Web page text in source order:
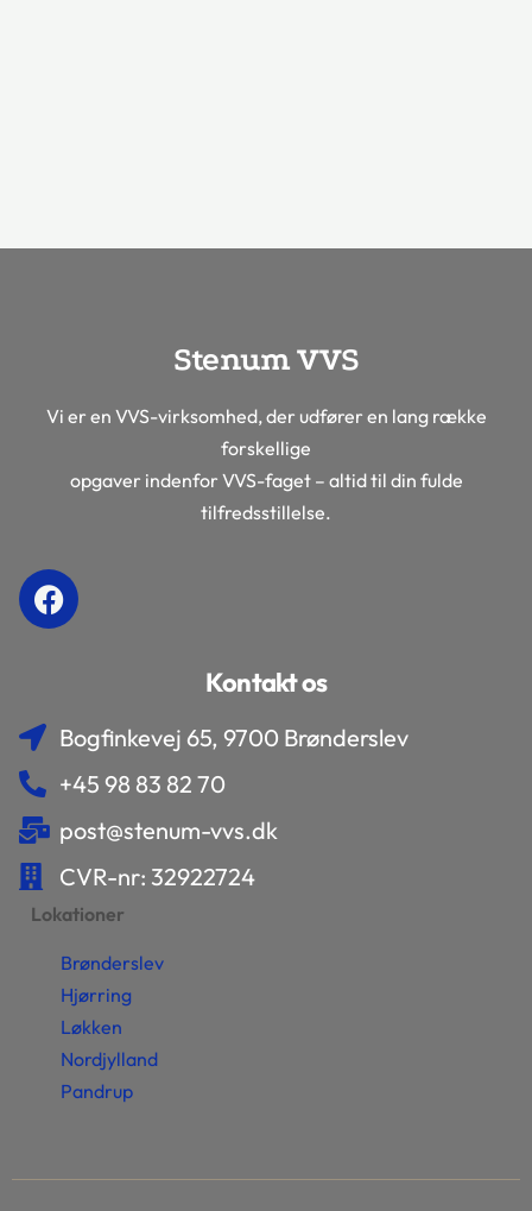
Stenum VVS
Vi er en VVS-virksomhed, der udfører en lang række
forskellige
opgaver indenfor VVS-faget – altid til din fulde
tilfredsstillelse.
Kontakt os
Bogfinkevej 65, 9700 Brønderslev
+45 98 83 82 70
post@stenum-vvs.dk
CVR-nr: 32922724
Lokationer
Brønderslev
Hjørring
Løkken
Nordjylland
Pandrup